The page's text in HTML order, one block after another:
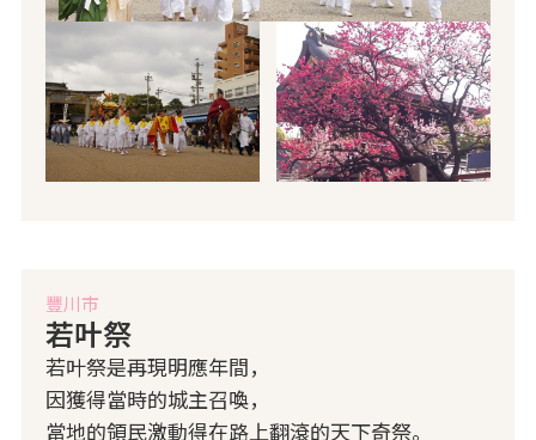
豐川市
若叶祭
若叶祭是再現明應年間，
因獲得當時的城主召喚，
當地的領民激動得在路上翻滾的天下奇祭。